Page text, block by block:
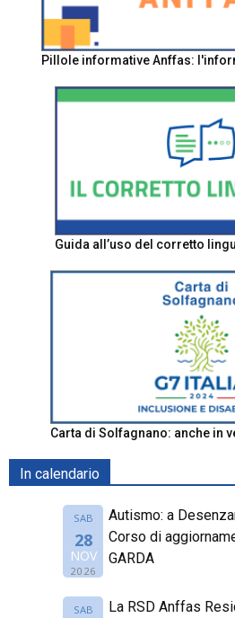
Pillole informative Anffas:
Guida all’uso del corretto
Carta di Solfagnano: anche in
In calendario
SAB
28
NOV
2026
Autismo: a
Corso di
GARDA
SAB
La RSD Anffas